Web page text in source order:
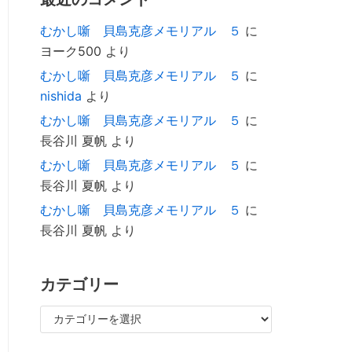
むかし噺 貝島克彦メモリアル ５ に
ヨーク500 より
むかし噺 貝島克彦メモリアル ５ に
nishida より
むかし噺 貝島克彦メモリアル ５ に
長谷川 夏帆 より
むかし噺 貝島克彦メモリアル ５ に
長谷川 夏帆 より
むかし噺 貝島克彦メモリアル ５ に
長谷川 夏帆 より
カテゴリー